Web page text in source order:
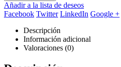
Añadir a la lista de deseos
Facebook Twitter LinkedIn Google +
Descripción
Información adicional
Valoraciones (0)